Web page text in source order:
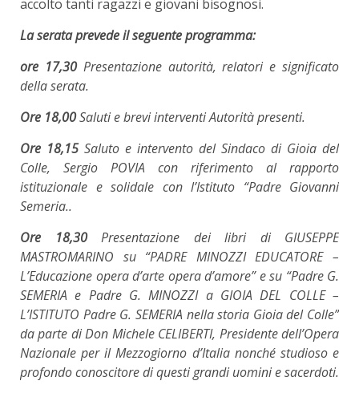
accolto tanti ragazzi e giovani bisognosi.
La serata prevede il seguente programma:
ore 17,30Presentazione autorità, relatori e significato
della serata.
Ore 18,00Saluti e brevi interventi Autorità presenti.
Ore 18,15Saluto e intervento del Sindaco di Gioia del
Colle, Sergio POVIA con riferimento al rapporto
istituzionale e solidale con l’Istituto “Padre Giovanni
Semeria..
Ore 18,30Presentazione dei libri di GIUSEPPE
MASTROMARINO su “PADRE MINOZZI EDUCATORE –
L’Educazione opera d’arte opera d’amore” e su “Padre G.
SEMERIA e Padre G. MINOZZI a GIOIA DEL COLLE –
L’ISTITUTO Padre G. SEMERIA nella storia Gioia del Colle”
da parte di Don Michele CELIBERTI, Presidente dell’Opera
Nazionale per il Mezzogiorno d’Italia nonché studioso e
profondo conoscitore di questi grandi uomini e sacerdoti.